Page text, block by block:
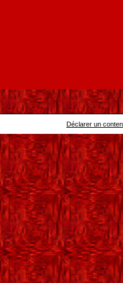
Déclarer un